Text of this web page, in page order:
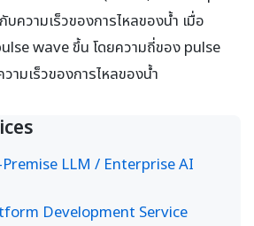
ความเร็วของการไหลของน้ำ เมื่อ
wave ขึ้น โดยความถี่ของ pulse
มเร็วของการไหลของน้ำ
LLM / Enterprise AI
Development Service